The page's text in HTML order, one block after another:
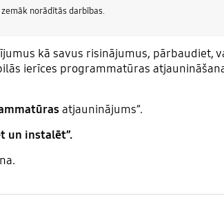
norādītās darbības.
kā savus risinājumus, pārbaudiet,
ierīces programmatūras
atjauninājums”.
un instalēt”.